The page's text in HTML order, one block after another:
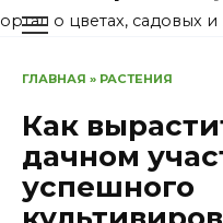
Перейтио цветах, садовых
ГЛАВНАЯ » РАСТЕНИЯ
Как
дачном
успешного